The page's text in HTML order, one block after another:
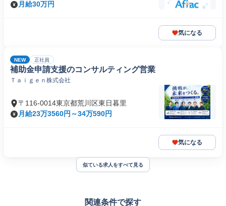
月給30万円
気になる
NEW 正社員
補助金申請支援のコンサルティング営業
Ｔａｉｇｅｎ株式会社
〒116-0014東京都荒川区東日暮里
月給23万3560円～34万590円
気になる
似ている求人をすべて見る
関連条件で探す